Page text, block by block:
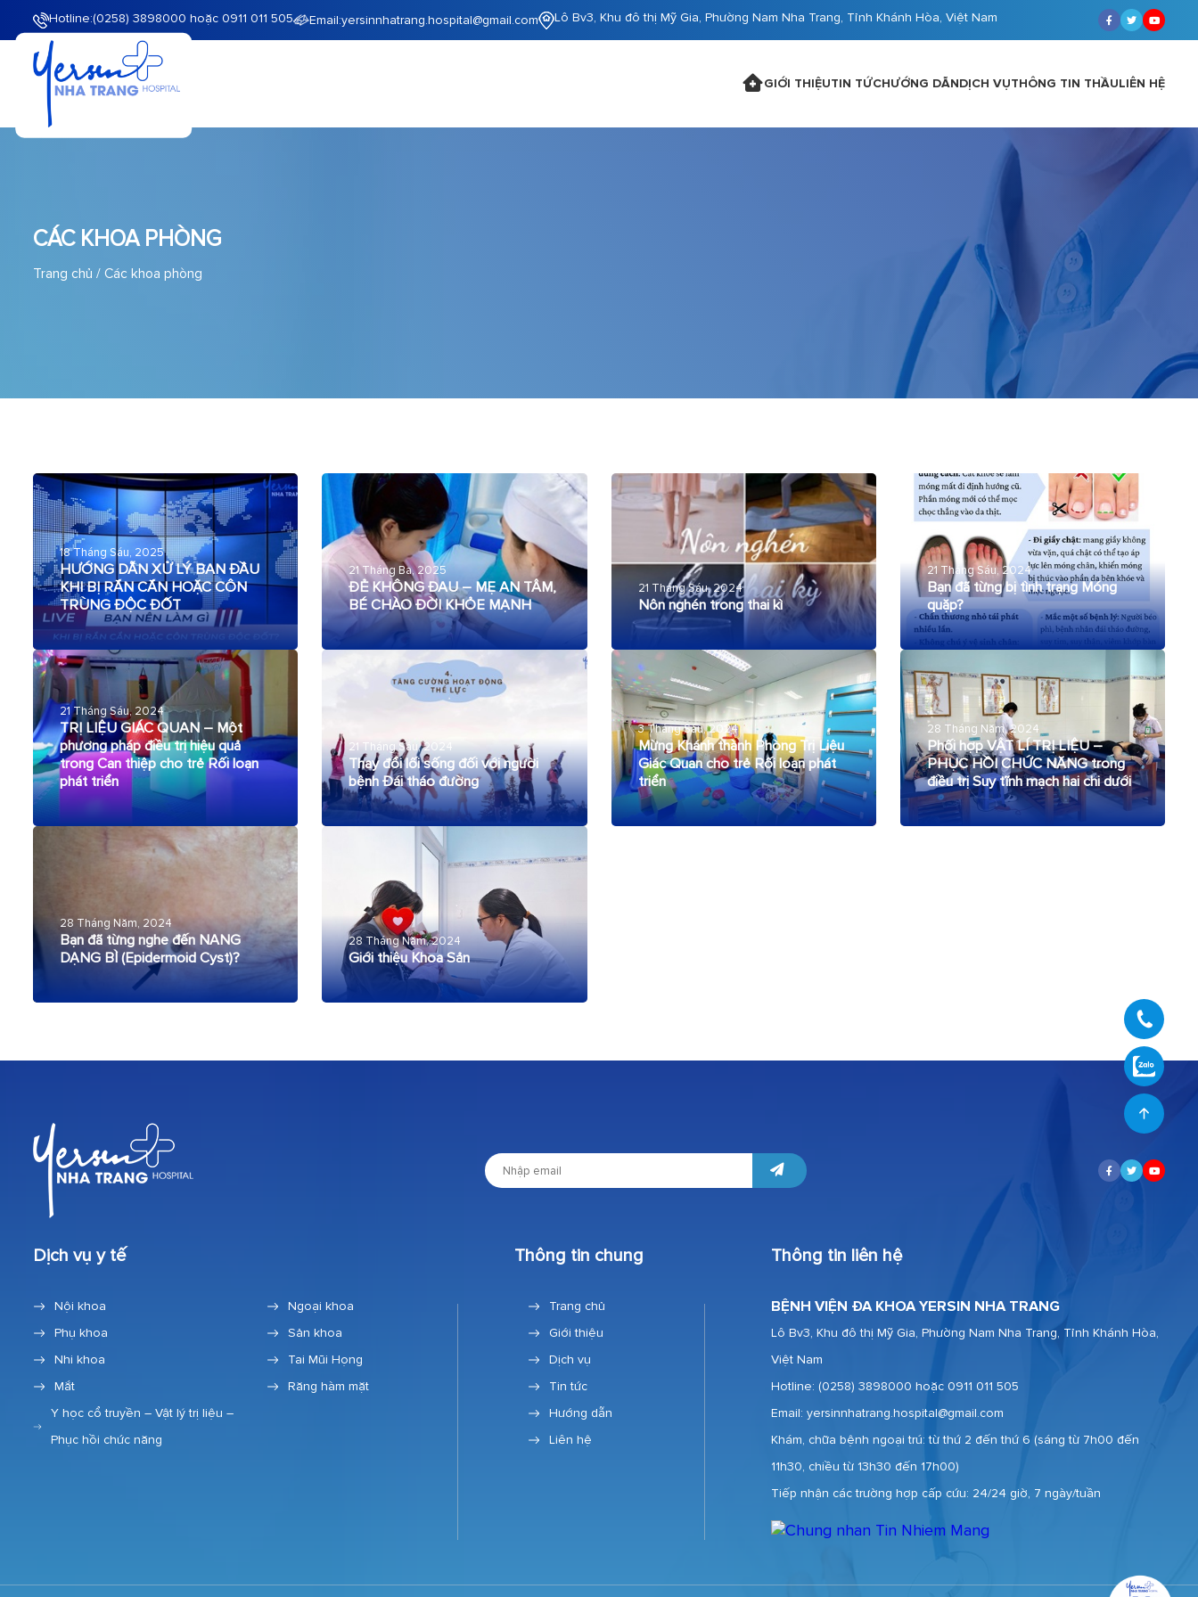
Hotline:(0258) 3898000 hoặc 0911 011 505 Email:yersinnhatrang.hospital@gmail.com Lô Bv3, Khu đô thị Mỹ Gia, Phường Nam Nha Trang, Tỉnh Khánh Hòa, Việt Nam
GIỚI THIỆUTIN TỨCHƯỚNG DẪNDỊCH VỤTHÔNG TIN THẦULIÊN HỆ
CÁC KHOA PHÒNG
Trang chủ / Các khoa phòng
18 Tháng Sáu, 2025
HƯỚNG DẪN XỬ LÝ BAN ĐẦU
KHI BỊ RẮN CẮN HOẶC CÔN
TRÙNG ĐỘC ĐỐT
21 Tháng Ba, 2025
ĐẺ KHÔNG ĐAU – MẸ AN TÂM,
BÉ CHÀO ĐỜI KHỎE MẠNH
21 Tháng Sáu, 2024
Nôn nghén trong thai kì
21 Tháng Sáu, 2024
Bạn đã từng bị tình trạng Móng
quặp?
21 Tháng Sáu, 2024
TRỊ LIỆU GIÁC QUAN – Một
phương pháp điều trị hiệu quả
trong Can thiệp cho trẻ Rối loạn
phát triển
21 Tháng Sáu, 2024
Thay đổi lối sống đối với người
bệnh Đái tháo đường
3 Tháng Sáu, 2024
Mừng Khánh thành Phòng Trị Liệu
Giác Quan cho trẻ Rối loạn phát
triển
28 Tháng Năm, 2024
Phối hợp VẬT LÍ TRỊ LIỆU –
PHỤC HỒI CHỨC NĂNG trong
điều trị Suy tĩnh mạch hai chi dưới
28 Tháng Năm, 2024
Bạn đã từng nghe đến NANG
DẠNG BÌ (Epidermoid Cyst)?
28 Tháng Năm, 2024
Giới thiệu Khoa Sản
Dịch vụ y tế
Nội khoa
Ngoại khoa
Phụ khoa
Sản khoa
Nhi khoa
Tai Mũi Họng
Mắt
Răng hàm mặt
Y học cổ truyền – Vật lý trị liệu –
Phục hồi chức năng
Thông tin chung
Trang chủ
Giới thiệu
Dịch vụ
Tin tức
Hướng dẫn
Liên hệ
Thông tin liên hệ
BỆNH VIỆN ĐA KHOA YERSIN NHA TRANG
Lô Bv3, Khu đô thị Mỹ Gia, Phường Nam Nha Trang, Tỉnh Khánh Hòa,
Việt Nam
Hotline:(0258) 3898000 hoặc 0911 011 505
Email: yersinnhatrang.hospital@gmail.com
Khám, chữa bệnh ngoại trú: từ thứ 2 đến thứ 6 (sáng từ 7h00 đến
11h30, chiều từ 13h30 đến 17h00)
Tiếp nhận các trường hợp cấp cứu: 24/24 giờ, 7 ngày/tuần